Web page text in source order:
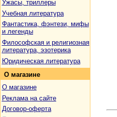
Ужасы, триллеры
Учебная литература
Фантастика, фэнтези, мифы
и легенды
Философская и религиозная
литература, эзотерика
Юридическая литература
О магазине
О магазине
Реклама на сайте
Договор-оферта